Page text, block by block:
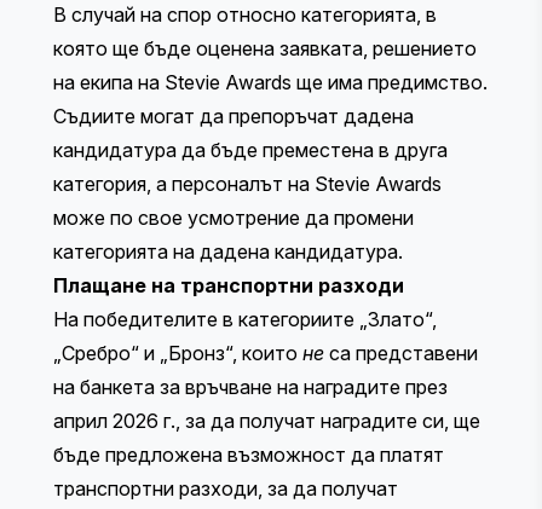
В случай на спор относно категорията, в
която ще бъде оценена заявката, решението
на екипа на Stevie Awards ще има предимство.
Съдиите могат да препоръчат дадена
кандидатура да бъде преместена в друга
категория, а персоналът на Stevie Awards
може по свое усмотрение да промени
категорията на дадена кандидатура.
Плащане на транспортни разходи
На победителите в категориите „Злато“,
„Сребро“ и „Бронз“, които не са представени
на банкета за връчване на наградите през
април 2026 г., за да получат наградите си, ще
бъде предложена възможност да платят
транспортни разходи, за да получат